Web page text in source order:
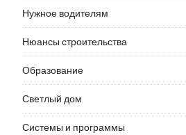
Нужное водителям
Нюансы строительства
Образование
Светлый дом
Системы и программы